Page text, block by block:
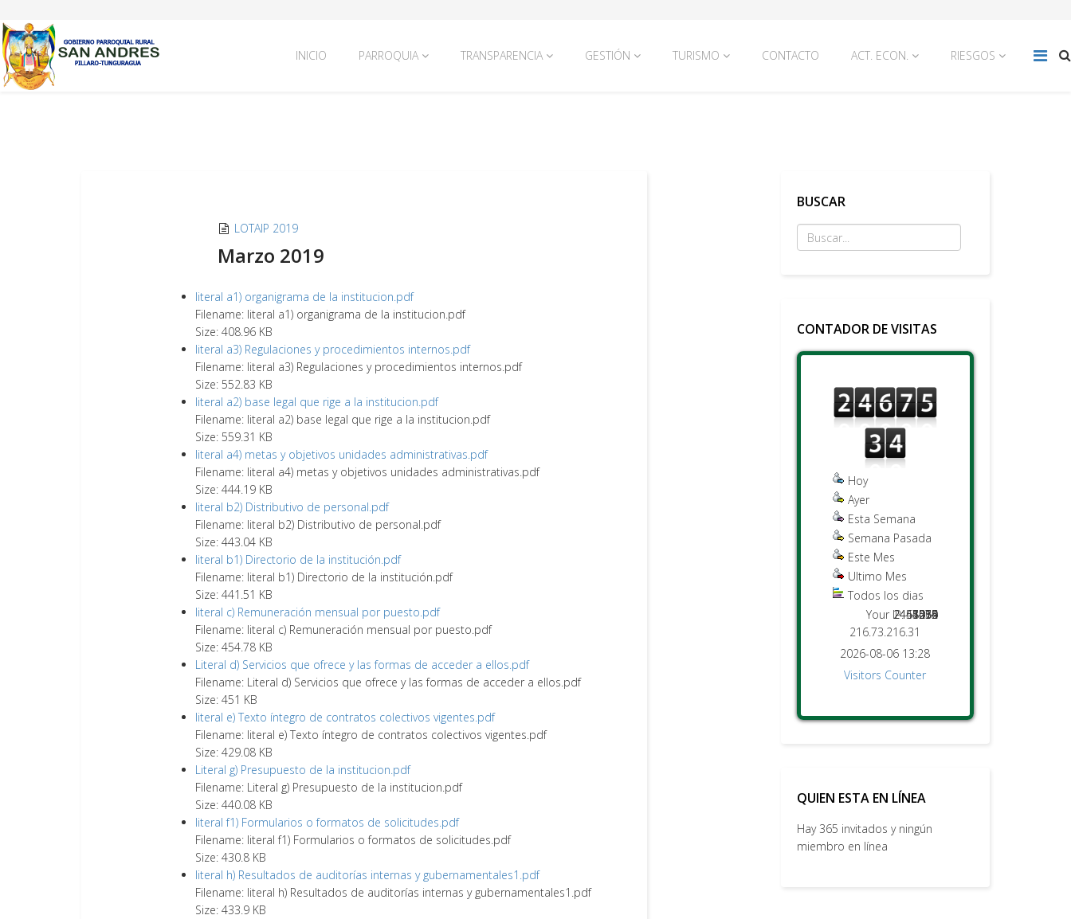
INICIO PARROQUIA TRANSPARENCIA GESTIÓN TURISMO CONTACTO ACT. ECON. RIESGOS
LOTAIP 2019
Marzo 2019
literal a1) organigrama de la institucion.pdf
Filename: literal a1) organigrama de la institucion.pdf
Size: 408.96 KB
literal a3) Regulaciones y procedimientos internos.pdf
Filename: literal a3) Regulaciones y procedimientos internos.pdf
Size: 552.83 KB
literal a2) base legal que rige a la institucion.pdf
Filename: literal a2) base legal que rige a la institucion.pdf
Size: 559.31 KB
literal a4) metas y objetivos unidades administrativas.pdf
Filename: literal a4) metas y objetivos unidades administrativas.pdf
Size: 444.19 KB
literal b2) Distributivo de personal.pdf
Filename: literal b2) Distributivo de personal.pdf
Size: 443.04 KB
literal b1) Directorio de la institución.pdf
Filename: literal b1) Directorio de la institución.pdf
Size: 441.51 KB
literal c) Remuneración mensual por puesto.pdf
Filename: literal c) Remuneración mensual por puesto.pdf
Size: 454.78 KB
Literal d) Servicios que ofrece y las formas de acceder a ellos.pdf
Filename: Literal d) Servicios que ofrece y las formas de acceder a ellos.pdf
Size: 451 KB
literal e) Texto íntegro de contratos colectivos vigentes.pdf
Filename: literal e) Texto íntegro de contratos colectivos vigentes.pdf
Size: 429.08 KB
Literal g) Presupuesto de la institucion.pdf
Filename: Literal g) Presupuesto de la institucion.pdf
Size: 440.08 KB
literal f1) Formularios o formatos de solicitudes.pdf
Filename: literal f1) Formularios o formatos de solicitudes.pdf
Size: 430.8 KB
literal h) Resultados de auditorías internas y gubernamentales1.pdf
Filename: literal h) Resultados de auditorías internas y gubernamentales1.pdf
Size: 433.9 KB
BUSCAR
CONTADOR DE VISITAS
Hoy
Ayer
Esta Semana
Semana Pasada
Este Mes
Ultimo Mes
Todos los dias
519
1274
5062
2451476
8255
44015
2467534
Your IP:
216.73.216.31
2026-08-06 13:28
Visitors Counter
QUIEN ESTA EN LÍNEA
Hay 365 invitados y ningún
miembro en línea